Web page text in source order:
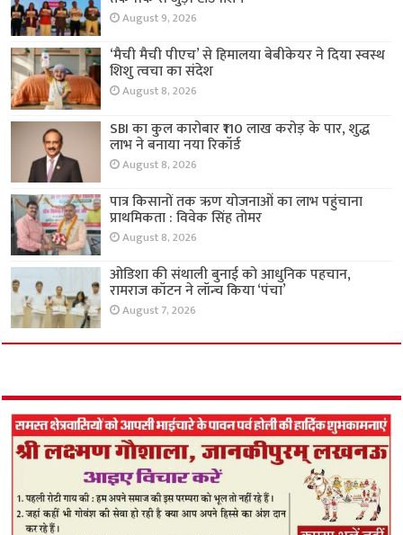
August 9, 2026
‘मैची मैची पीएच’ से हिमालया बेबीकेयर ने दिया स्वस्थ
शिशु त्वचा का संदेश
August 8, 2026
SBI का कुल कारोबार ₹110 लाख करोड़ के पार, शुद्ध
लाभ ने बनाया नया रिकॉर्ड
August 8, 2026
पात्र किसानों तक ऋण योजनाओं का लाभ पहुंचाना
प्राथमिकता : विवेक सिंह तोमर
August 8, 2026
ओडिशा की संथाली बुनाई को आधुनिक पहचान,
रामराज कॉटन ने लॉन्च किया ‘पंचा’
August 7, 2026